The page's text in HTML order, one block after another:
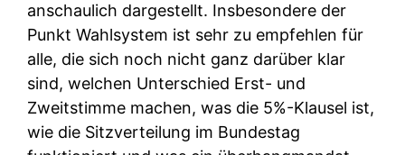
anschaulich dargestellt. Insbesondere der
Punkt Wahlsystem ist sehr zu empfehlen für
alle, die sich noch nicht ganz darüber klar
sind, welchen Unterschied Erst- und
Zweitstimme machen, was die 5%-Klausel ist,
wie die Sitzverteilung im Bundestag